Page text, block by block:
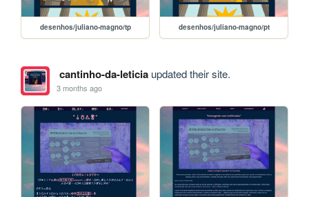
desenhos/juliano-magno/tp desenhos/juliano-magno/pt
cantinho-da-leticiaupdated their site.
3 months ago